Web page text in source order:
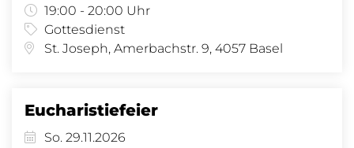
19:00 - 20:00 Uhr
Gottesdienst
St. Joseph, Amerbachstr. 9, 4057 Basel
Eucharistiefeier
So. 29.11.2026